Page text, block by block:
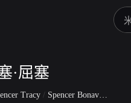
·屈塞
Tracy / Spencer Bonaventure Tracy